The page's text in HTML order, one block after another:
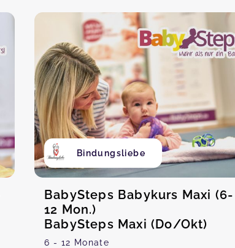
Bindungsliebe
BabySteps Babykurs Maxi (6-
12 Mon.)
BabySteps Maxi (Do/Okt)
6 - 12 Monate